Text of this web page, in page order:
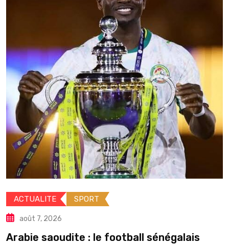
ACTUALITE SPORT
août 7, 2026
Arabie saoudite : le football sénégalais